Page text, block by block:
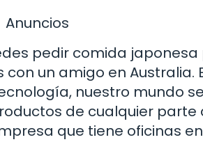
Anuncios
pedir comida
un amigo en Australia.
nuestro mundo
de cualquier parte
que tiene oficinas